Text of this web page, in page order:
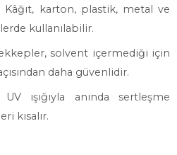
Kâğıt, karton, plastik, metal ve
kullanılabilir.
solvent içermediği için
daha güvenlidir.
UV ışığıyla anında sertleşme
kısalır.